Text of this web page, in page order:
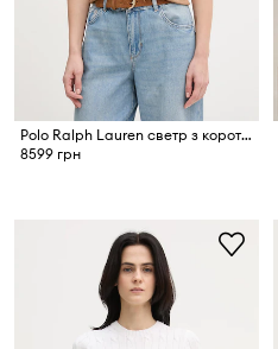
Polo Ralph Lauren светр з короткими рукавами жіночий з бавовною
8599 грн